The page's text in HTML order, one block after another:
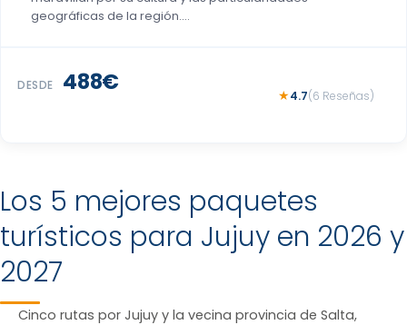
geográficas de la región....
DESDE 488€ 4.7(6 Reseñas)
Los 5 mejores paquetes
turísticos para Jujuy en 2026 y
2027
Cinco rutas por Jujuy y la vecina provincia de Salta,